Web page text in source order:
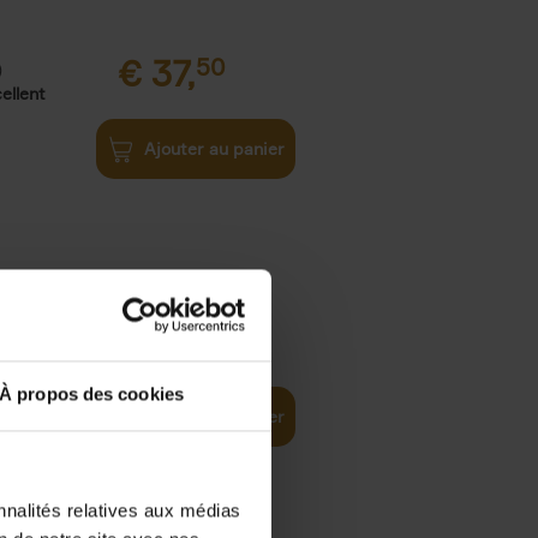
À propos des cookies
relatives aux médias
€ 37,50
Ajouter au panier
world 29,99
Ajouter au panier